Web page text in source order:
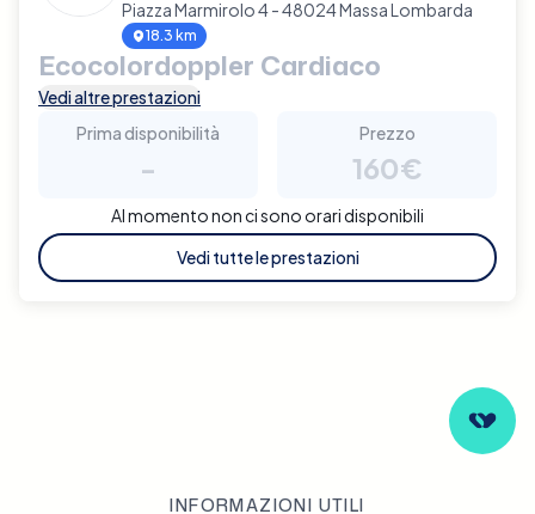
Piazza Marmirolo 4 - 48024 Massa Lombarda
18.3 km
Ecocolordoppler Cardiaco
Vedi altre prestazioni
Prima disponibilità
-
Prezzo
160€
Al momento non ci sono orari disponibili
Vedi tutte le prestazioni
INFORMAZIONI UTILI